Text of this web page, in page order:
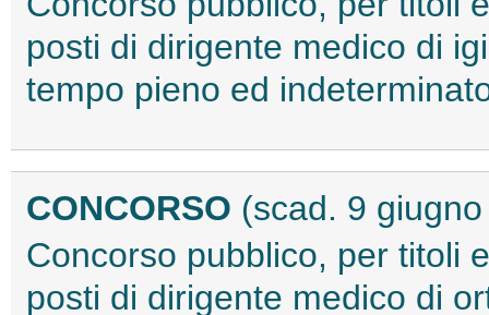
posti di dirigente medico di
tempo pieno ed
CONCORSO (scad. 9
Concorso pubblico, per titoli
posti di dirigente medico di